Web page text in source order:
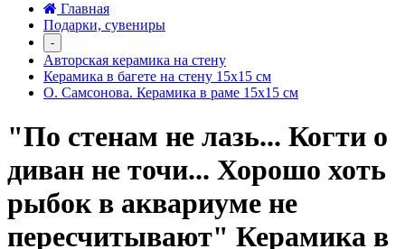
Главная
Подарки, сувениры
-
Авторская керамика на стену
Керамика в багете на стену 15х15 см
О. Самсонова. Керамика в раме 15х15 см
"По стенам не лазь... Когти о
диван не точи... Хорошо хоть
рыбок в аквариуме не
пересчитывают" Керамика в